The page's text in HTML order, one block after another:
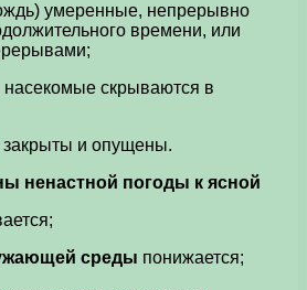
умеренные, непрерывно
времени, или
скрываются в
и опущены.
ненастной погоды к ясной
среды понижается;